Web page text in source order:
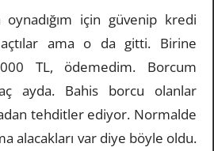
için güvenip kredi
açtılar ama o da gitti. Birine
TL, ödemedim. Borcum
ayda. Bahis borcu olanlar
tehditler ediyor. Normalde
alacakları var diye böyle oldu.